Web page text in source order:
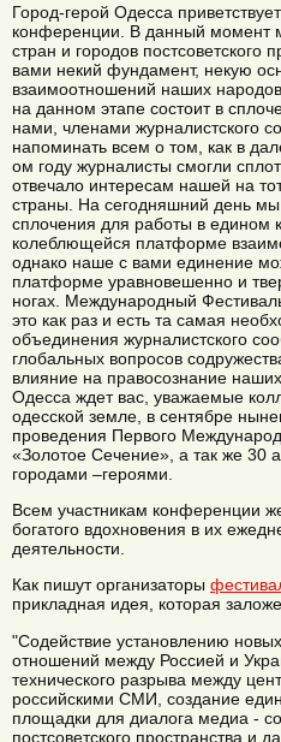
Город-герой Одесса
конференции. В данный момент
стран и городов постсоветского
вами некий фундамент, некую
взаимоотношений наших
на данном этапе состоит в
нами, членами журналистского
напоминать всем о том, как в
ом году журналисты смогли
отвечало интересам нашей на
страны. На сегодняшний день
сплочения для работы в едином
колеблющейся платформе
однако наше с вами единение
платформе уравновешенно и
ногах. Международный
это как раз и есть та самая
объединения журналистского
глобальных вопросов
влияние на правосознание
Одесса ждет вас, уважаемые
одесской земле, в сентябре
проведения Первого
«Золотое Сечение», а так же 30
городами –героями.
Всем участникам конференции
богатого вдохновения в их
деятельности.
Как пишут организаторы
прикладная идея, которая
"Содействие установлению
отношений между Россией и
технического разрыва между
российскими СМИ, создание
площадки для диалога медиа -
постсоветского пространства и